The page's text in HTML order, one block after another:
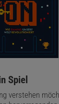
Spiel
verstehen